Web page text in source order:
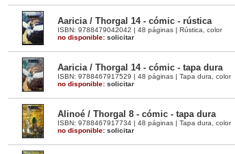
Aaricia / Thorgal 14 - cómic - rústica
ISBN: 9788479042042 | 48 páginas | Rústica, color
no disponible: solicitar
Aaricia / Thorgal 14 - cómic - tapa dura
ISBN: 9788467917529 | 48 páginas | Tapa dura, color
no disponible: solicitar
Alinoé / Thorgal 8 - cómic - tapa dura
ISBN: 9788467917734 | 48 páginas | Tapa dura, color
no disponible: solicitar